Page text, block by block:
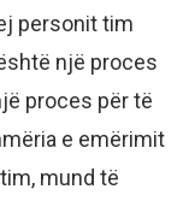
personit tim
një proces
proces për të
e emërimit
mund të